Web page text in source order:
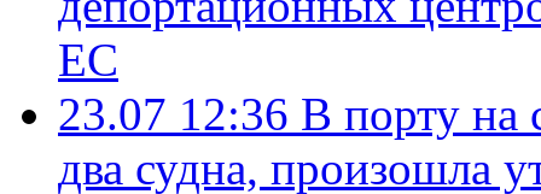
ЕС
23.07 12:36 В порту на
два судна, произошла